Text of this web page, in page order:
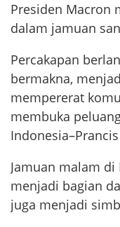
Presiden Macron
dalam jamuan
Percakapan
bermakna,
mempererat
membuka
Jamuan malam di
menjadi bagian
juga menjadi